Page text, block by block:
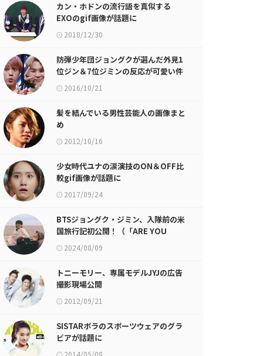
カン・ホドンの流行語を真似する
EXOのgif画像が話題に
2018/12/30
防弾少年団ジョングクが選んだ外見1
位ジン＆7位ジミンの反応が可愛い件
2016/10/21
髪を結んでいる男性芸能人の画像まと
め
2012/10/16
少女時代ユナの涙演技のON＆OFF比
較gif画像が話題に
2017/09/24
BTSジョングク・ジミン、入隊前の米
国旅行記初公開！（「ARE YOU
SURE？！」）
2024/08/09
トニーモリー、専属モデルJYJの広告
撮影現場公開
2012/09/21
SISTARボラのスポーツウェアのグラ
ビアが話題に
2014/05/08